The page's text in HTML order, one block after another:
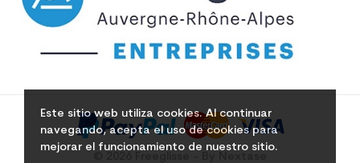
Este sitio web utiliza cookies. Al continuar
navegando, acepta el uso de cookies para
mejorar el funcionamiento de nuestro sitio.